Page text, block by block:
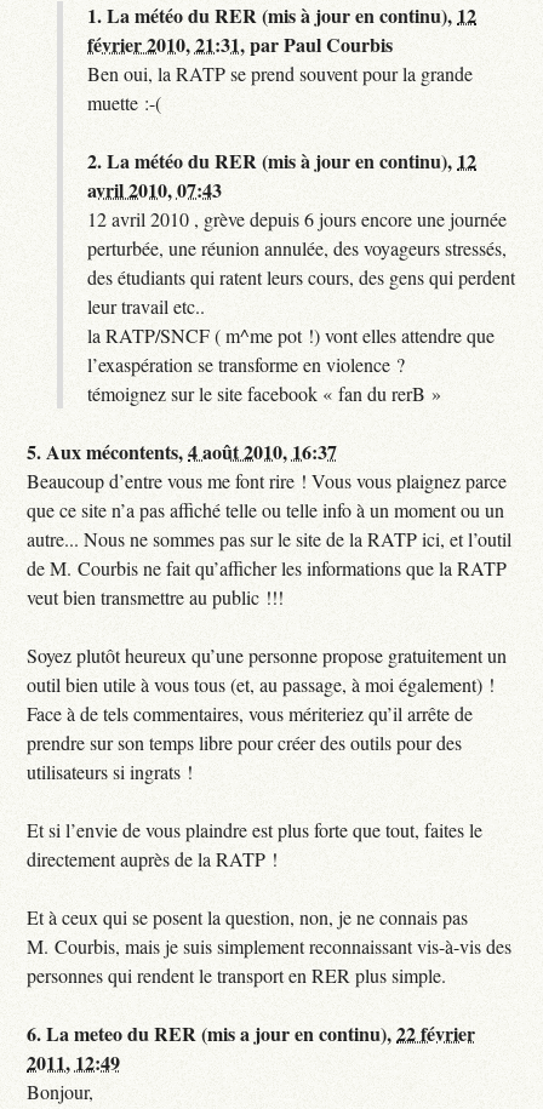
1.La météo du RER (mis à jour en continu), 12
février 2010, 21:31,parPaul Courbis
Ben oui, la RATP se prend souvent pour la grande
muette :-(
2.La météo du RER (mis à jour en continu), 12
avril 2010, 07:43
12 avril 2010 , grève depuis 6 jours encore une journée
perturbée, une réunion annulée, des voyageurs stressés,
des étudiants qui ratent leurs cours, des gens qui perdent
leur travail etc..
la RATP/SNCF ( m^me pot !) vont elles attendre que
l’exaspération se transforme en violence ?
témoignez sur le site facebook « fan du rerB »
5.Aux mécontents,4 août 2010, 16:37
Beaucoup d’entre vous me font rire ! Vous vous plaignez parce
que ce site n’a pas affiché telle ou telle info à un moment ou un
autre... Nous ne sommes pas sur le site de la RATP ici, et l’outil
de M. Courbis ne fait qu’afficher les informations que la RATP
veut bien transmettre au public !!!
Soyez plutôt heureux qu’une personne propose gratuitement un
outil bien utile à vous tous (et, au passage, à moi également) !
Face à de tels commentaires, vous mériteriez qu’il arrête de
prendre sur son temps libre pour créer des outils pour des
utilisateurs si ingrats !
Et si l’envie de vous plaindre est plus forte que tout, faites le
directement auprès de la RATP !
Et à ceux qui se posent la question, non, je ne connais pas
M. Courbis, mais je suis simplement reconnaissant vis-à-vis des
personnes qui rendent le transport en RER plus simple.
6.La meteo du RER (mis a jour en continu),22 février
2011, 12:49
Bonjour,